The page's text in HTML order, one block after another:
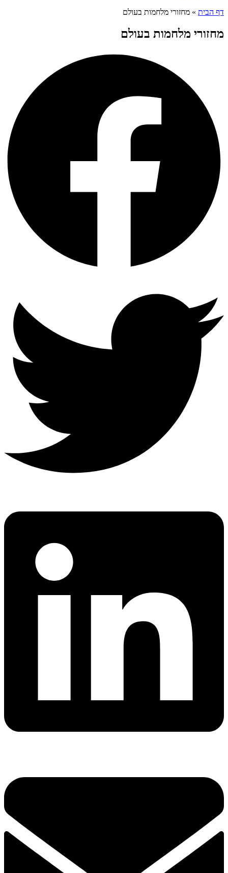
דף הבית » מחזורי מלחמות בעולם
מחזורי מלחמות בעולם